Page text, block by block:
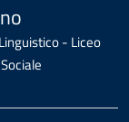
- Liceo